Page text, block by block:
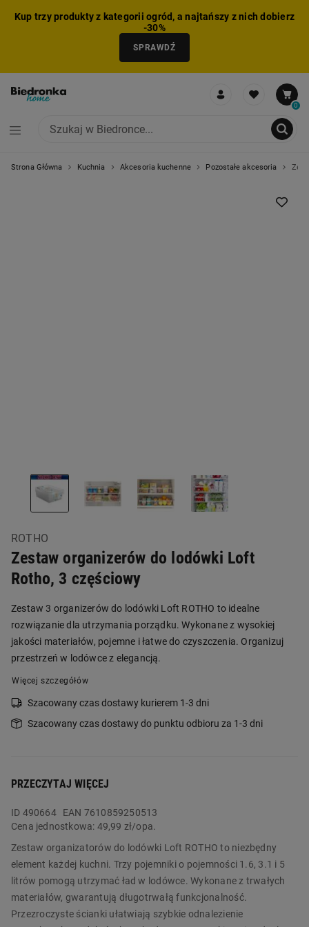
Kup trzy produkty z kategorii ogród, a najtańszy z nich dobierz
-30%
SPRAWDŹ
0
Strona Główna Kuchnia Akcesoria kuchenne Pozostałe akcesoria
ROTHO
Zestaw organizerów do lodówki Loft
Rotho, 3 częściowy
Zestaw 3 organizerów do lodówki Loft ROTHO to idealne
rozwiązanie dla utrzymania porządku. Wykonane z wysokiej
jakości materiałów, pojemne i łatwe do czyszczenia. Organizuj
przestrzeń w lodówce z elegancją.
Więcej szczegółów
Szacowany czas dostawy kurierem 1-3 dni
Szacowany czas dostawy do punktu odbioru za 1-3 dni
PRZECZYTAJ WIĘCEJ
ID 490664
EAN 7610859250513
Cena jednostkowa: 49,99 zł/opa.
Zestaw organizatorów do lodówki Loft ROTHO to niezbędny
element każdej kuchni. Trzy pojemniki o pojemności 1.6, 3.1 i 5
litrów pomogą utrzymać ład w lodówce. Wykonane z trwałych
materiałów, gwarantują długotrwałą funkcjonalność.
Przezroczyste ścianki ułatwiają szybkie odnalezienie